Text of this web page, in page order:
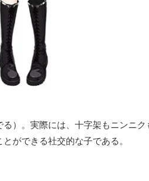
）。実際には、十字架もニンニ
ができる社交的な子である。